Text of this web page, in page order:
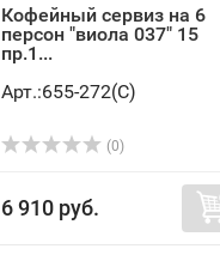
Кофейный сервиз на 6
персон "виола 037" 15
пр.1...
Арт.:655-272(C)
(0)
6 910 руб.